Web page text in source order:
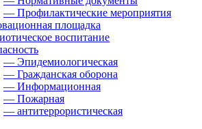
— Профилактические мероприятия
площадка
воспитание
— Эпидемиологическая
— Гражданская оборона
— Информационная
— Пожарная
— антитеррористическая